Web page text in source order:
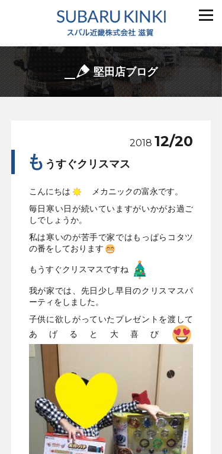
堅田店ブログ
2018 12/20
も うすぐクリスマス
こんにちは
メカニックの富永です。
毎日寒い日が続いていますがいかがお過ご
しでしょうか。
私は寒いのが苦手で家ではもっぱらコタツ
の番をしております
もうすぐクリスマスですね
我が家では、先日少し早目のクリスマスパ
ーティをしました。
子供に欲しがっていたプレゼントを渡して
あげると大喜び